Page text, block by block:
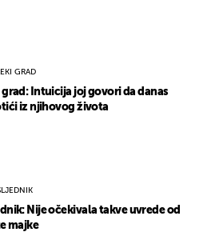
GRAD
grad: Intuicija joj govori da danas
iz njihovog života
Nije očekivala takve uvrede od
majke